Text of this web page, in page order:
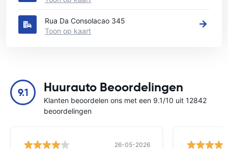
Rua Da Consolacao 345
Toon op kaart
9.1 Huurauto Beoordelingen
Klanten beoordelen ons met een 9.1/10 uit 12842
beoordelingen
26-05-2026